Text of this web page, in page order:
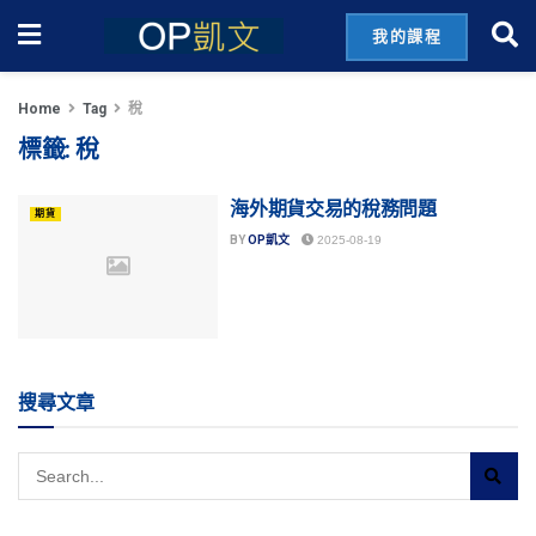
我的課程
Home Tag 稅
標籤:稅
期貨 海外期貨交易的稅務問題
BYOP凱文 2025-08-19
搜尋文章